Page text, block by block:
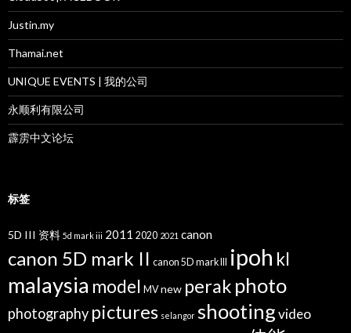
Justin.my
Thamai.net
UNIQUE EVENTS | 我的公司
永顺利有限公司
霹雳中文论坛
标签
5D III 资料 5d mark iii 2011 2020 2021 canon
canon 5D mark II canon 5D mark III ipoh kl
malaysia model MV new perak photo
photography pictures selangor shootingvideo